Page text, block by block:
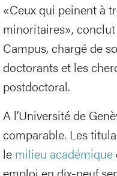
«Ceux qui peinent à
minoritaires», conclut
Campus, chargé de
doctorants et les
postdoctoral.
A l’Université de
comparable. Les
le milieu académique